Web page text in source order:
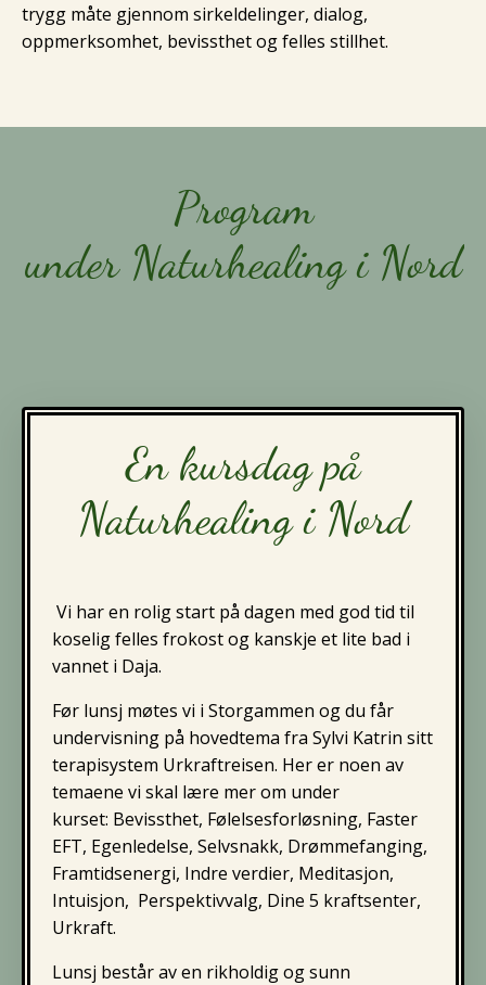
trygg måte gjennom sirkeldelinger, dialog,
oppmerksomhet, bevissthet og felles stillhet.
Program
under Naturhealing i Nord
En kursdag på
Naturhealing i Nord
Vi har en rolig start på dagen med god tid til
koselig felles frokost og kanskje et lite bad i
vannet i Daja.
Før lunsj møtes vi i Storgammen og du får
undervisning på hovedtema fra Sylvi Katrin sitt
terapisystem Urkraftreisen. Her er noen av
temaene vi skal lære mer om under
kurset: Bevissthet, Følelsesforløsning, Faster
EFT, Egenledelse, Selvsnakk, Drømmefanging,
Framtidsenergi, Indre verdier, Meditasjon,
Intuisjon, Perspektivvalg, Dine 5 kraftsenter,
Urkraft.
Lunsj består av en rikholdig og sunn